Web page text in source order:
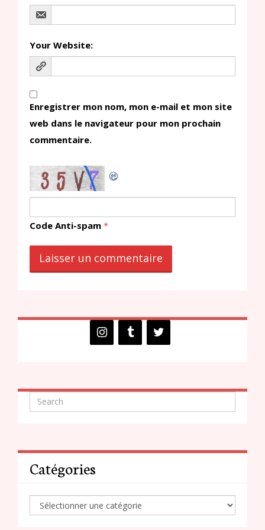
Your Website:
Enregistrer mon nom, mon e-mail et mon site
web dans le navigateur pour mon prochain
commentaire.
Code Anti-spam *
Catégories